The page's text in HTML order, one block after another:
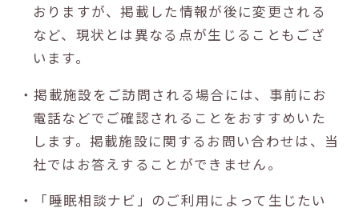
おりますが、掲載した情報が後に変更される
など、現状とは異なる点が生じることもござ
います。
・掲載施設をご訪問される場合には、事前にお
電話などでご確認されることをおすすめいた
します。掲載施設に関するお問い合わせは、当
社ではお答えすることができません。
・「睡眠相談ナビ」のご利用によって生じたい